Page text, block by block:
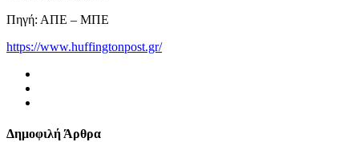
Πηγή: ΑΠΕ – ΜΠΕ
https://www.huffingtonpost.gr/
Δημοφιλή Άρθρα